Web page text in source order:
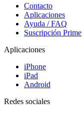
Contacto
Aplicaciones
Ayuda / FAQ
Suscripción Prime
Aplicaciones
iPhone
iPad
Android
Redes sociales